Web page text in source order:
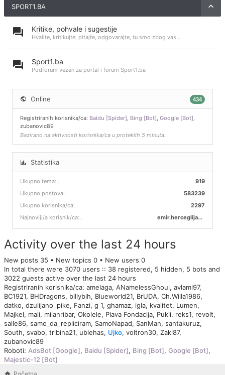
SPORT1.BA
Kritike, pohvale i sugestije
Hvalite, kritikujte, pitajte, odgovarajte, tu smo zbog vas...
Sport1.ba
Podforum vezan za portal i forum Sport1.ba
Online 434
Registriranih korisnika/ca: Baidu [Spider], Bing [Bot], Google [Bot],
zubanovic89
Bazirano na aktivnosti korisnika/ca u proteklih 5 minuta.
Statistika
Ukupno tema: 919
.
Ukupno postova:
583239
.
Ukupno korisnika/ca:
2297
.
Najnoviji/a korisnik/ca:
emir.herceglija00
.
Activity over the last 24 hours
New posts 35 • New topics 0 • New users 0
In total there were 3070 users :: 38 registered, 5 hidden, 5 bots and
3022 guests active over the last 24 hours
Registriranih korisnika/ca: amelaga, ANamelessGhoul, avlami97,
BC1921, BHDragons, billybih, Blueworld21, BrUDA, Ch.Willa1986,
datko, dzulijano_pike, Fanzi, g 1, ghamaz, igla, kvalitet, Lumen,
Majkel, mali, milanribar, Okolele, Plava Fondacija, Pukii, reks1, revolt,
salle86, samo_da_repliciram, SamoNapad, SanMan, santakuruz,
South, svabo, tribina21, ublehas, Ujko, voltron30, Zaki87,
zubanovic89
Roboti: AdsBot [Google], Baidu [Spider], Bing [Bot], Google [Bot],
Majestic-12 [Bot]